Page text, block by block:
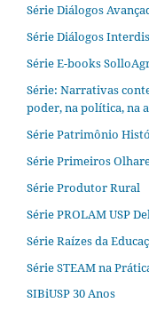
Série Diálogos
Série Diálogos
Série E-books
Série: Narrativas
poder, na política, na
Série Patrimônio
Série Primeiros
Série Produtor Rural
Série PROLAM USP
Série Raízes da
Série STEAM na
SIBiUSP 30 Anos